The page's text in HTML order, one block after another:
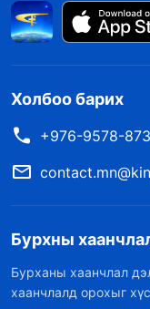
Холбоо барих
+976-9578-
Бурхны
Бурханы хаанчлал
хаанчлалд орохыг